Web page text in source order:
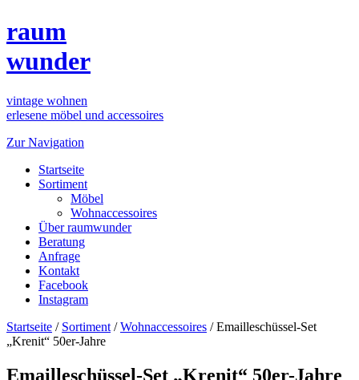
raum
wunder
vintage wohnen
erlesene möbel und accessoires
Zur Navigation
Startseite
Sortiment
Möbel
Wohnaccessoires
Über raumwunder
Beratung
Anfrage
Kontakt
Facebook
Instagram
Startseite / Sortiment /Wohnaccessoires /Emailleschüssel-Set
„Krenit“ 50er-Jahre
Emailleschüssel-Set „Krenit“ 50er-Jahre